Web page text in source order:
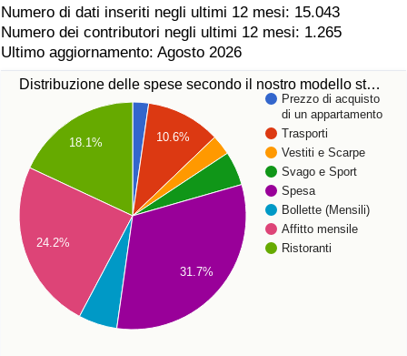
Numero di dati inseriti negli ultimi 12 mesi: 15.043
Numero dei contributori negli ultimi 12 mesi: 1.265
Ultimo aggiornamento: Agosto 2026
Distribuzione delle spese secondo il nostro modello st…
Prezzo di acquisto
di un appartamento
Trasporti
Vestiti e Scarpe
Svago e Sport
Spesa
Bollette (Mensili)
Affitto mensile
Ristoranti
10.6%
18.1%
24.2%
31.7%